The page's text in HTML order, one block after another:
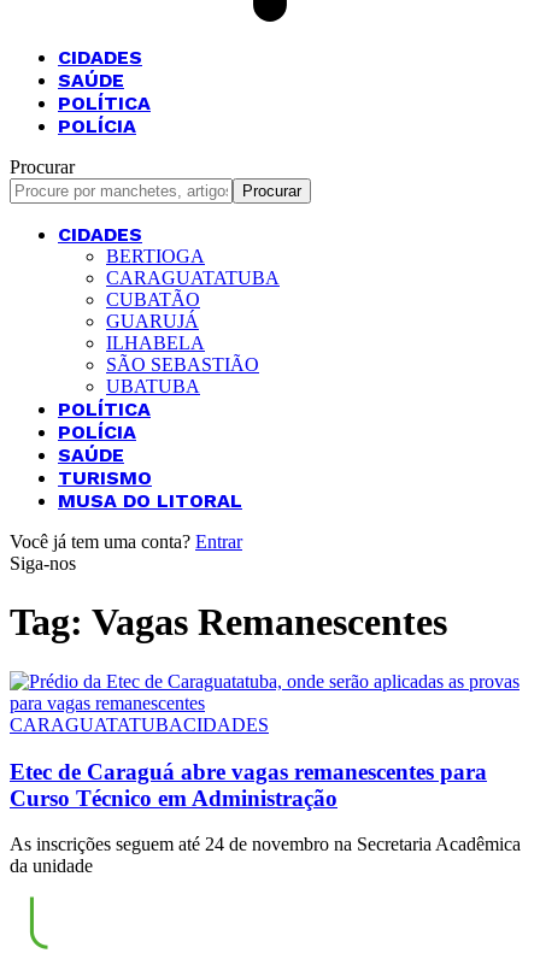
CIDADES
SAÚDE
POLÍTICA
POLÍCIA
Procurar
CIDADES
BERTIOGA
CARAGUATATUBA
CUBATÃO
GUARUJÁ
ILHABELA
SÃO SEBASTIÃO
UBATUBA
POLÍTICA
POLÍCIA
SAÚDE
TURISMO
MUSA DO LITORAL
Você já tem uma conta? Entrar
Siga-nos
Tag: Vagas Remanescentes
CARAGUATATUBACIDADES
Etec de Caraguá abre vagas remanescentes para
Curso Técnico em Administração
As inscrições seguem até 24 de novembro na Secretaria Acadêmica
da unidade